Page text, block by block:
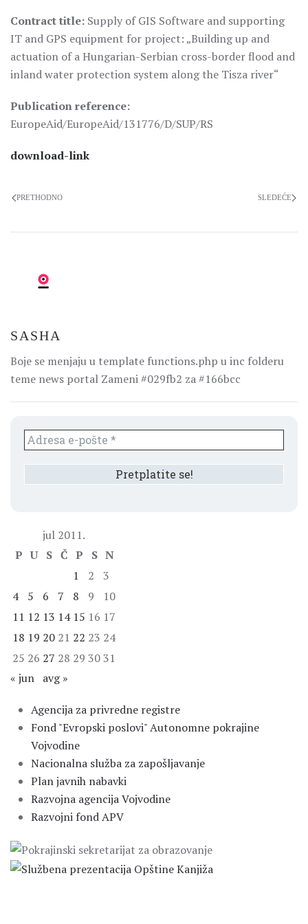
Contract title: Supply of GIS Software and supporting
IT and GPS equipment for project: „Building up and
actuation of a Hungarian-Serbian cross-border flood and
inland water protection system along the Tisza river“
Publication reference:
EuropeAid/EuropeAid/131776/D/SUP/RS
download-link
PRETHODNO SLEDEĆE
SASHA
Boje se menjaju u template functions.php u inc folderu
teme news portal Zameni #029fb2 za #166bcc
jul 2011.
P U S Č P S N
1
2
3
4
5 6 7 8 9
10
11 12 13 14 15 16 17
18 19 20 21 22 23 24
25 26 27 28 29 30 31
« jun avg »
Agencija za privredne registre
Fond "Evropski poslovi" Autonomne pokrajine
Vojvodine
Nacionalna služba za zapošljavanje
Plan javnih nabavki
Razvojna agencija Vojvodine
Razvojni fond APV